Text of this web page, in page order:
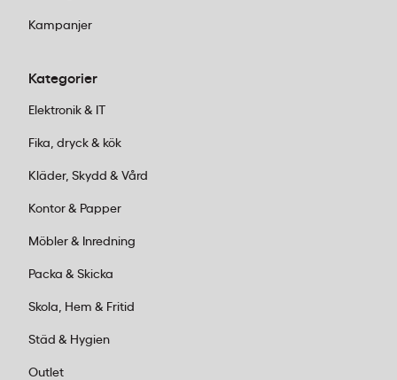
Kampanjer
Kategorier
Elektronik & IT
Fika, dryck & kök
Kläder, Skydd & Vård
Kontor & Papper
Möbler & Inredning
Packa & Skicka
Skola, Hem & Fritid
Städ & Hygien
Outlet